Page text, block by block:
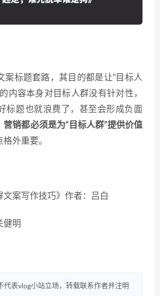
案标题套路，其目的都是让“目标人
内容本身对目标人群没有针对性，
标题也就浪费了，甚至会形成负面
营销都必须是为“目标人群”提供价值
外重要。
文案写作技巧》作者：吕白
健明
代表vlog小站立场，转载联系作者并注明